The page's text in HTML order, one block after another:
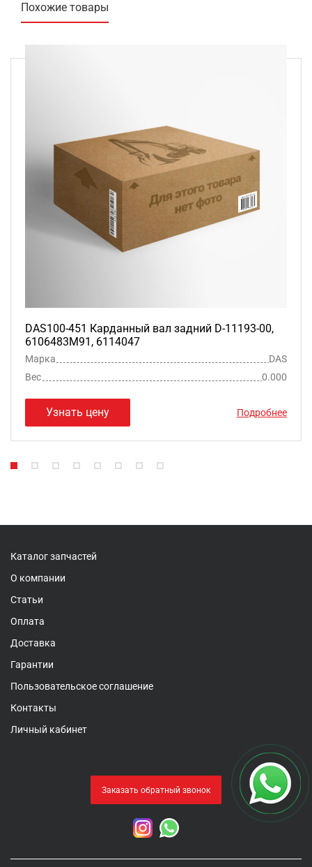
Похожие товары
DAS100-451 Карданный вал задний D-11193-00,
6106483M91, 6114047
Марка
DAS
Вес
0.000
Узнать цену Подробнее
Каталог запчастей
О компании
Статьи
Оплата
Доставка
Гарантии
Пользовательское соглашение
Контакты
Личный кабинет
Заказать обратный звонок